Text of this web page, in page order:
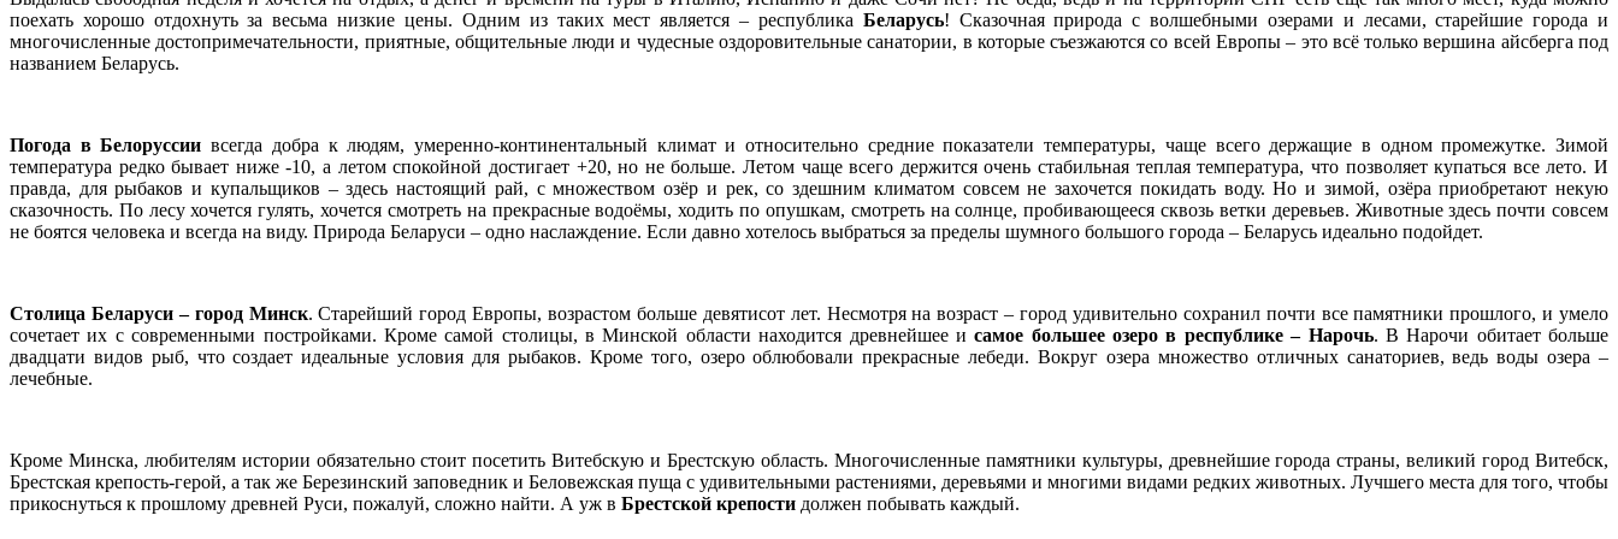
поехать хорошо отдохнуть за весьма низкие цены. Одним из таких мест является – республика Беларусь! Сказочная природа с волшебными озерами и лесами, старейшие города и
многочисленные достопримечательности, приятные, общительные люди и чудесные оздоровительные санатории, в которые съезжаются со всей Европы – это всё только вершина айсберга под
названием Беларусь.
Погода в Белоруссии всегда добра к людям, умеренно-континентальный климат и относительно средние показатели температуры, чаще всего держащие в одном промежутке. Зимой
температура редко бывает ниже -10, а летом спокойной достигает +20, но не больше. Летом чаще всего держится очень стабильная теплая температура, что позволяет купаться все лето. И
правда, для рыбаков и купальщиков – здесь настоящий рай, с множеством озёр и рек, со здешним климатом совсем не захочется покидать воду. Но и зимой, озёра приобретают некую
сказочность. По лесу хочется гулять, хочется смотреть на прекрасные водоёмы, ходить по опушкам, смотреть на солнце, пробивающееся сквозь ветки деревьев. Животные здесь почти совсем
не боятся человека и всегда на виду. Природа Беларуси – одно наслаждение. Если давно хотелось выбраться за пределы шумного большого города – Беларусь идеально подойдет.
Столица Беларуси – город Минск. Старейший город Европы, возрастом больше девятисот лет. Несмотря на возраст – город удивительно сохранил почти все памятники прошлого, и умело
сочетает их с современными постройками. Кроме самой столицы, в Минской области находится древнейшее исамое большее озеро в республике – Нарочь. В Нарочи обитает больше
двадцати видов рыб, что создает идеальные условия для рыбаков. Кроме того, озеро облюбовали прекрасные лебеди. Вокруг озера множество отличных санаториев, ведь воды озера –
лечебные.
Кроме Минска, любителям истории обязательно стоит посетить Витебскую и Брестскую область. Многочисленные памятники культуры, древнейшие города страны, великий город Витебск,
Брестская крепость-герой, а так же Березинский заповедник и Беловежская пуща с удивительными растениями, деревьями и многими видами редких животных. Лучшего места для того, чтобы
прикоснуться к прошлому древней Руси, пожалуй, сложно найти. А уж в Брестской крепости должен побывать каждый.